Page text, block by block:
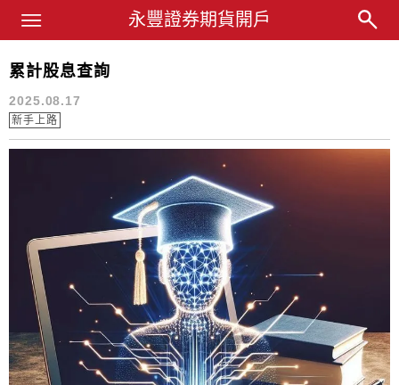
永豐業務經理杜昭逸Blog
永豐證券期貨開戶
Main Menu
配息
累計股息查詢
2025.08.17
新手上路